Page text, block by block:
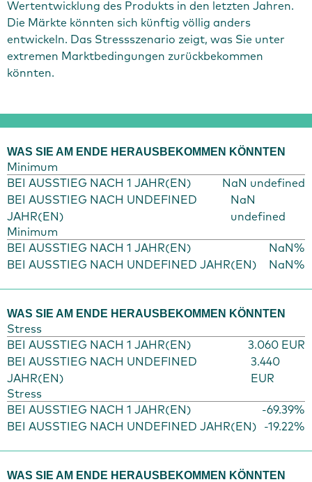
Wertentwicklung des Produkts in den letzten Jahren.
Die Märkte könnten sich künftig völlig anders
entwickeln. Das Stressszenario zeigt, was Sie unter
extremen Marktbedingungen zurückbekommen
könnten.
WAS SIE AM ENDE HERAUSBEKOMMEN KÖNNTEN
Minimum
BEI AUSSTIEG NACH 1 JAHR(EN)
NaN undefined
BEI AUSSTIEG NACH UNDEFINED
JAHR(EN)
NaN
undefined
Minimum
BEI AUSSTIEG NACH 1 JAHR(EN)
NaN%
BEI AUSSTIEG NACH UNDEFINED JAHR(EN)
NaN%
WAS SIE AM ENDE HERAUSBEKOMMEN KÖNNTEN
Stress
BEI AUSSTIEG NACH 1 JAHR(EN)
3.060 EUR
BEI AUSSTIEG NACH UNDEFINED
JAHR(EN)
3.440
EUR
Stress
BEI AUSSTIEG NACH 1 JAHR(EN)
-69.39%
BEI AUSSTIEG NACH UNDEFINED JAHR(EN)
-19.22%
WAS SIE AM ENDE HERAUSBEKOMMEN KÖNNTEN